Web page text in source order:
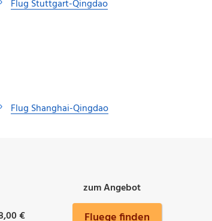
Flug Stuttgart-Qingdao
Flug Shanghai-Qingdao
zum Angebot
€